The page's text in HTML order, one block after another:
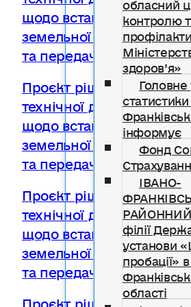
контролю
здоров’я»
інформує
Фонд
ІВАНО-
філії
установи
пробації»
області
щодо встановлення
земельної ділянки в
та передачі у
Проєкт рішення Про
технічної документації
щодо встановлення
земельної ділянки в
та передачі у
Проєкт рішення Про
технічної документації
щодо встановлення
земельної ділянки в
та передачі у
Проєкт рішення Про